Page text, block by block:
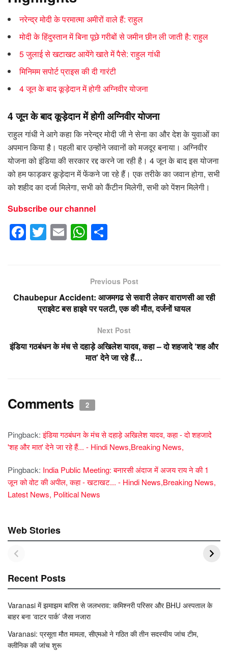
नरेन्द्र मोदी के परमात्मा अमीरों वाले हैं: राहुल
मोदी के हिंदुस्तान में बिना पूछे गरीबों से जमीन छीन ली जाती है: राहुल
5 जुलाई से खटाखट आयेंगे खाते में पैसे: राहुल गांधी
मिनिमम सपोर्ट प्राइस की दी गारंटी
4 जून के बाद कूड़ेदान में होगी अग्निवीर योजना
4 जून के बाद कूड़ेदान में होगी अग्निवीर योजना
राहुल गांधी ने आगे कहा कि नरेन्द्र मोदी जी ने सेना का और देश के युवाओं का
अपमान किया है। पहली बार उन्होंने जवानों को मजदूर बनाया। अग्निवीर
योजना को इंडिया की सरकार रद्द करने जा रही है। 4 जून के बाद इस योजना
को हम फाड़कर कूड़ेदान में फेंकने जा रहे हैं। एक तरीके का जवान होगा, सभी
को शहीद का दर्जा मिलेगा, सभी को कैंटीन मिलेगी, सभी को पेंशन मिलेगी।
Subscribe our channel
F
b
k
T E W
s
A
p
e
Previous Post
Chaubepur Accident: आजमगढ से सवारी लेकर वाराणसी आ रही
प्राइवेट बस हाइवे पर पलटी, एक की मौत, दर्जनों घायल
Next Post
इंडिया गठबंधन के मंच से दहाड़े अखिलेश यादव, कहा – दो शहजादे ‘शह और
मात’ देने जा रहे हैं…
Comments 2
Pingback:इंडिया गठबंधन के मंच से दहाड़े अखिलेश यादव, कहा - दो शहजादे
'शह और मात' देने जा रहे हैं... - Hindi News,Breaking News,
Pingback: India Public Meeting: बनारसी अंदाज में अजय राय ने की 1
जून को वोट की अपील, कहा - खटाखट... - Hindi News,Breaking News,
Latest News, Political News
Web Stories
Recent Posts
Varanasi में झमाझम बारिश से जलभराव: कमिश्नरी परिसर और BHU अस्पताल के
बाहर बना ‘वाटर पार्क’ जैसा नजारा
Varanasi: प्रसूता मौत मामला, सीएमओ ने गठित की तीन सदस्यीय जांच टीम,
क्लीनिक की जांच शुरू